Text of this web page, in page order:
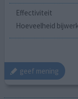
Effectiviteit
Hoeveelheid
geef mening